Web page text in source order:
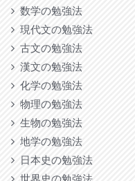
数学の勉強法
現代文の勉強法
古文の勉強法
漢文の勉強法
化学の勉強法
物理の勉強法
生物の勉強法
地学の勉強法
日本史の勉強法